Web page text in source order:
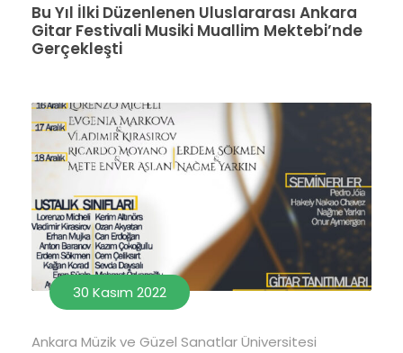
Bu Yıl İlki Düzenlenen Uluslararası Ankara
Gitar Festivali Musiki Muallim Mektebi’nde
Gerçekleşti
30 Kasım 2022
Ankara Müzik ve Güzel Sanatlar Üniversitesi